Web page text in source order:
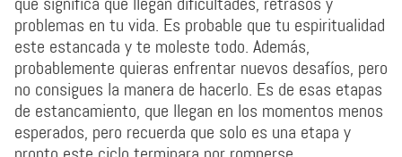
problemas en tu vida. Es probable que tu espiritualidad
este estancada y te moleste todo. Además,
probablemente quieras enfrentar nuevos desafíos, pero
no consigues la manera de hacerlo. Es de esas etapas
de estancamiento, que llegan en los momentos menos
esperados, pero recuerda que solo es una etapa y